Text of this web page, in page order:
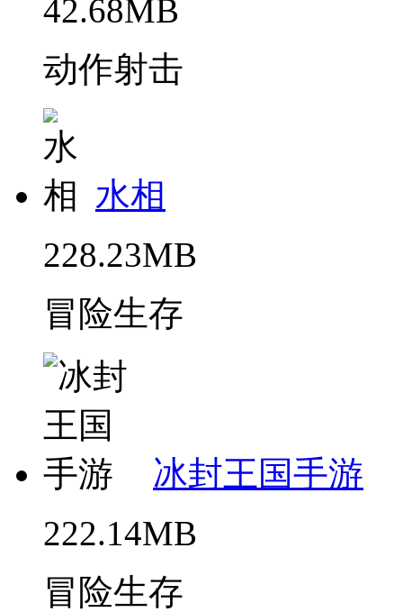
42.68MB
动作射击
水相
228.23MB
冒险生存
冰封王国手游
222.14MB
冒险生存